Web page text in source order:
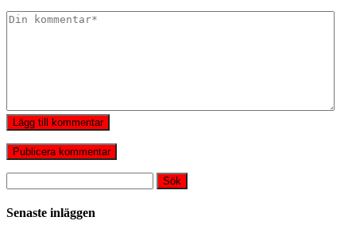
Lägg till kommentar
efter:
Senaste inläggen